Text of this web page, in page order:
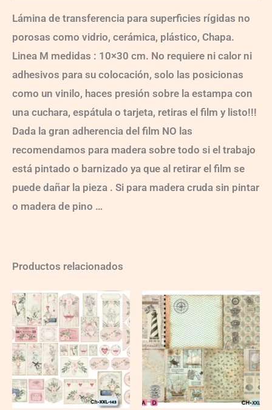
Lámina de transferencia para superficies rígidas no
porosas como vidrio, cerámica, plástico, Chapa.
Linea M medidas : 10×30 cm. No requiere ni calor ni
adhesivos para su colocación, solo las posicionas
como un vinilo, haces presión sobre la estampa con
una cuchara, espátula o tarjeta, retiras el film y listo!!!
Dada la gran adherencia del film NO las
recomendamos para madera sobre todo si el trabajo
está pintado o barnizado ya que al retirar el film se
puede dañar la pieza . Si para madera cruda sin pintar
o madera de pino …
Productos relacionados
Ch-
wXXL143
quantity
Ch-
wXXL108
quantity